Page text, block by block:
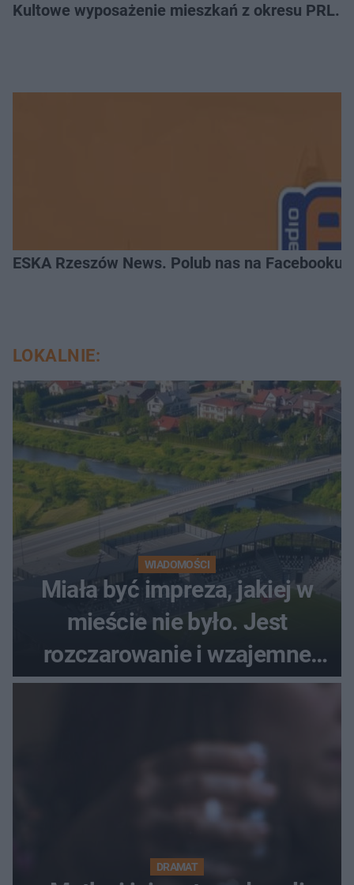
Kultowe wyposażenie mieszkań z okresu PRL.
ESKA Rzeszów News. Polub nas na Facebooku!
LOKALNIE:
WIADOMOŚCI
Miała być impreza, jakiej w
mieście nie było. Jest
rozczarowanie i wzajemne
obwinianie. Dlaczego Peak
DRAMAT